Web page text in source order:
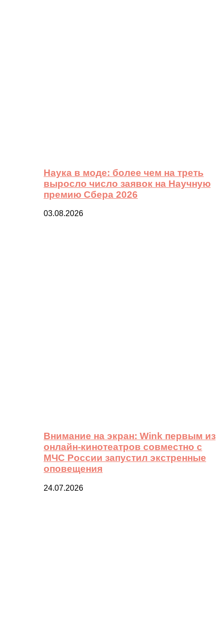
Наука в моде: более чем на треть
выросло число заявок на Научную
премию Сбера 2026
03.08.2026
Внимание на экран: Wink первым из
онлайн-кинотеатров совместно с
МЧС России запустил экстренные
оповещения
24.07.2026